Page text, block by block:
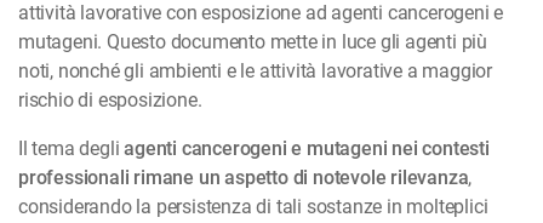
attività lavorative con esposizione ad agenti cancerogeni e
mutageni. Questo documento mette in luce gli agenti più
noti, nonché gli ambienti e le attività lavorative a maggior
rischio di esposizione.
Il tema degliagenti cancerogeni e mutageni nei contesti
professionali rimane un aspetto di notevole rilevanza,
considerando la persistenza di tali sostanze in molteplici